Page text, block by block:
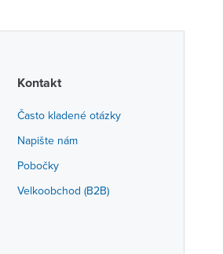
Kontakt
Často kladené otázky
Napište nám
Pobočky
Velkoobchod (B2B)